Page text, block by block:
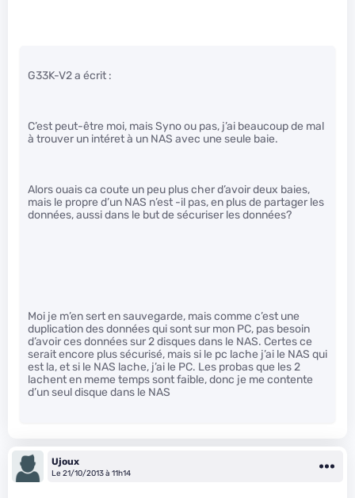
G33K-V2 a écrit :
C’est peut-être moi, mais Syno ou pas, j’ai beaucoup de mal
à trouver un intéret à un NAS avec une seule baie.
Alors ouais ca coute un peu plus cher d’avoir deux baies,
mais le propre d’un NAS n’est -il pas, en plus de partager les
données, aussi dans le but de sécuriser les données?
Moi je m’en sert en sauvegarde, mais comme c’est une
duplication des données qui sont sur mon PC, pas besoin
d’avoir ces données sur 2 disques dans le NAS. Certes ce
serait encore plus sécurisé, mais si le pc lache j’ai le NAS qui
est la, et si le NAS lache, j’ai le PC. Les probas que les 2
lachent en meme temps sont faible, donc je me contente
d’un seul disque dans le NAS
Ujoux
Le 21/10/2013 à 11h14